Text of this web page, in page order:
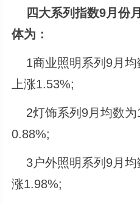
四大系列指数9月份
体为：
1商业照明系列9月均
上涨1.53%;
2灯饰系列9月均数为
0.88%;
3户外照明系列9月均
涨1.98%;